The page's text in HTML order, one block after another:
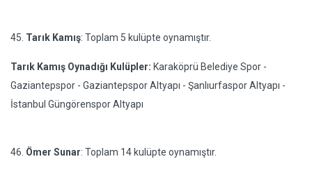
45. Tarık Kamış: Toplam 5 kulüpte oynamıştır.
Tarık Kamış Oynadığı Kulüpler: Karaköprü Belediye Spor -
Gaziantepspor - Gaziantepspor Altyapı - Şanlıurfaspor Altyapı -
İstanbul Güngörenspor Altyapı
46. Ömer Sunar: Toplam 14 kulüpte oynamıştır.